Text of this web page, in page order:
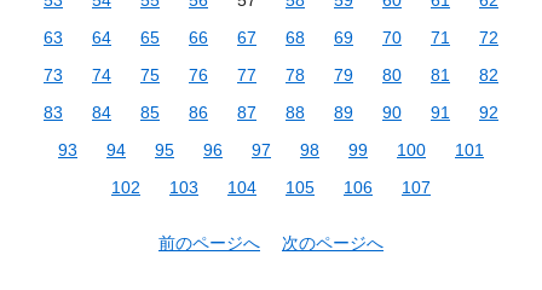
63
64 65 66 67 68 69 70 71
72
73
74 75 76 77 78 79 80 81
82
83
84 85 86 87 88 89 90 91
92
93
94 95 96 97 98 99 100
101
102
103 104 105 106 107
前のページへ 次のページへ